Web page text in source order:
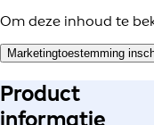
Om deze inhoud te
Marketingtoestemming
Product
informatie